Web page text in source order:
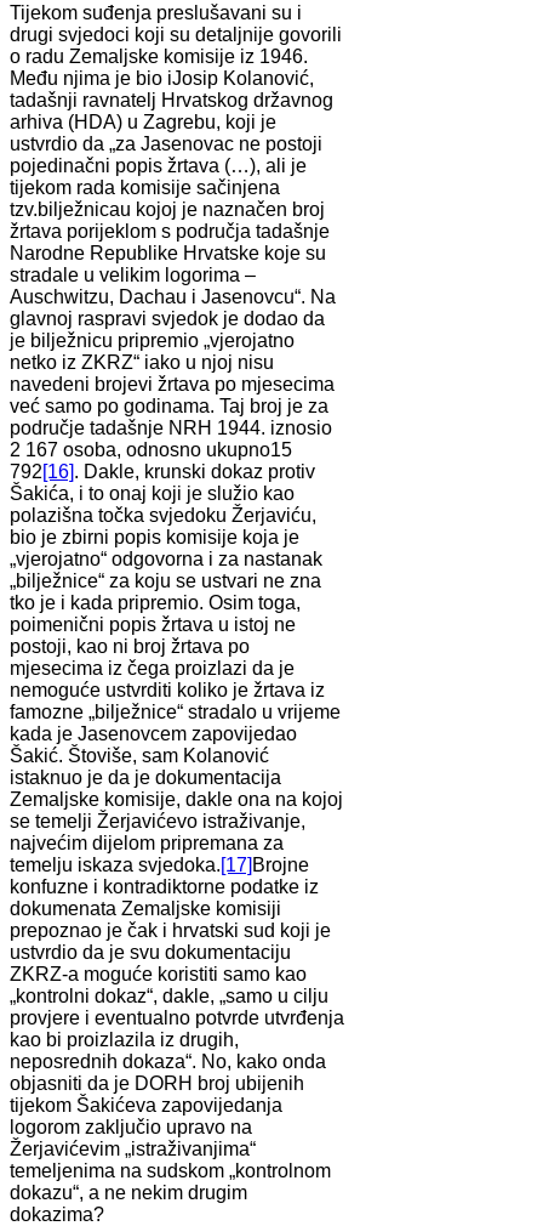
Tijekom suđenja preslušavani su i
drugi svjedoci koji su detaljnije govorili
o radu Zemaljske komisije iz 1946.
Među njima je bio iJosip Kolanović,
tadašnji ravnatelj Hrvatskog državnog
arhiva (HDA) u Zagrebu, koji je
ustvrdio da „za Jasenovac ne postoji
pojedinačni popis žrtava (…), ali je
tijekom rada komisije sačinjena
tzv.bilježnicau kojoj je naznačen broj
žrtava porijeklom s područja tadašnje
Narodne Republike Hrvatske koje su
stradale u velikim logorima –
Auschwitzu, Dachau i Jasenovcu“. Na
glavnoj raspravi svjedok je dodao da
je bilježnicu pripremio „vjerojatno
netko iz ZKRZ“ iako u njoj nisu
navedeni brojevi žrtava po mjesecima
već samo po godinama. Taj broj je za
područje tadašnje NRH 1944. iznosio
2 167 osoba, odnosno ukupno15
792[16]. Dakle, krunski dokaz protiv
Šakića, i to onaj koji je služio kao
polazišna točka svjedoku Žerjaviću,
bio je zbirni popis komisije koja je
„vjerojatno“ odgovorna i za nastanak
„bilježnice“ za koju se ustvari ne zna
tko je i kada pripremio. Osim toga,
poimenični popis žrtava u istoj ne
postoji, kao ni broj žrtava po
mjesecima iz čega proizlazi da je
nemoguće ustvrditi koliko je žrtava iz
famozne „bilježnice“ stradalo u vrijeme
kada je Jasenovcem zapovijedao
Šakić. Štoviše, sam Kolanović
istaknuo je da je dokumentacija
Zemaljske komisije, dakle ona na kojoj
se temelji Žerjavićevo istraživanje,
najvećim dijelom pripremana za
temelju iskaza svjedoka.[17] Brojne
konfuzne i kontradiktorne podatke iz
dokumenata Zemaljske komisiji
prepoznao je čak i hrvatski sud koji je
ustvrdio da je svu dokumentaciju
ZKRZ-a moguće koristiti samo kao
„kontrolni dokaz“, dakle, „samo u cilju
provjere i eventualno potvrde utvrđenja
kao bi proizlazila iz drugih,
neposrednih dokaza“. No, kako onda
objasniti da je DORH broj ubijenih
tijekom Šakićeva zapovijedanja
logorom zaključio upravo na
Žerjavićevim „istraživanjima“
temeljenima na sudskom „kontrolnom
dokazu“, a ne nekim drugim
dokazima?